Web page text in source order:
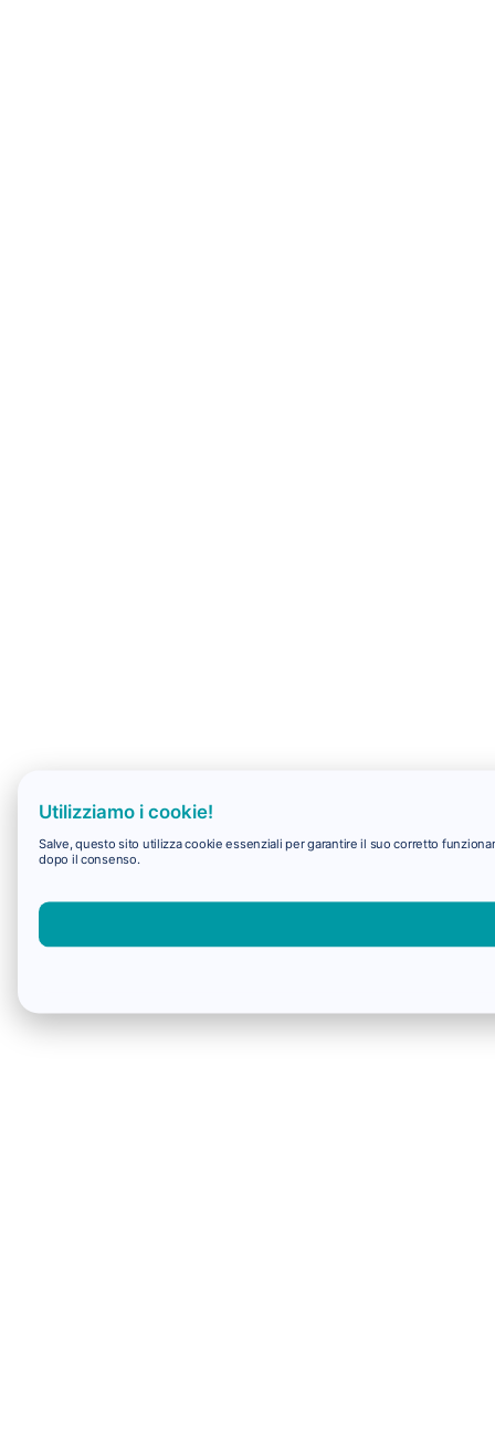
Utilizziamo i cookie!
Salve, questo sito utilizza cookie essenziali per garantire il suo corretto
dopo il consenso.